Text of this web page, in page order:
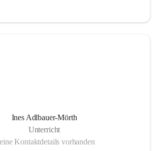
Ines Adlbauer-Mörth
Unterricht
Kontaktdetails vorhanden